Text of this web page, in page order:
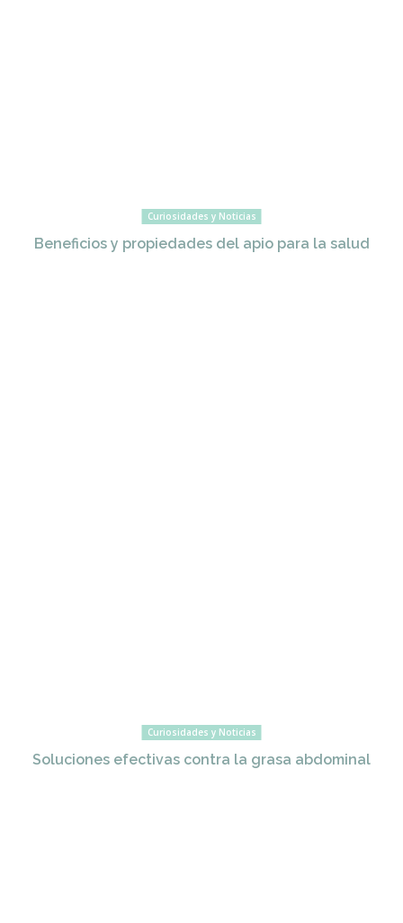
Curiosidades y Noticias
Beneficios y propiedades del apio para la salud
Curiosidades y Noticias
Soluciones efectivas contra la grasa abdominal